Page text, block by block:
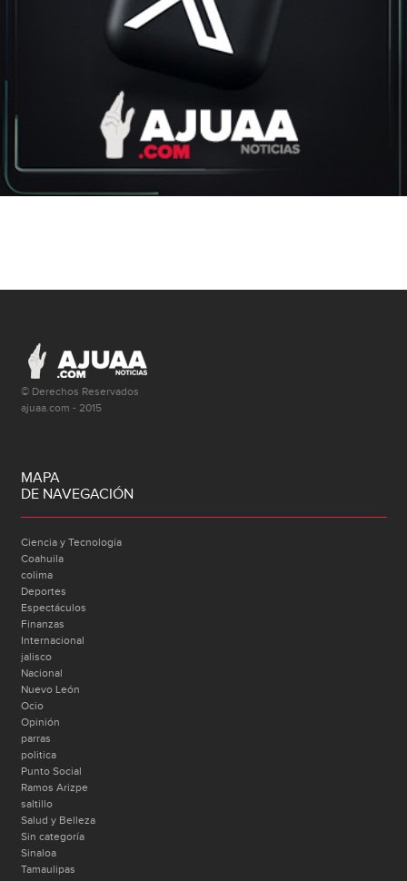
© Derechos Reservados
ajuaa.com - 2015
MAPA
DE NAVEGACIÓN
Ciencia y Tecnología
Coahuila
colima
Deportes
Espectáculos
Finanzas
Internacional
jalisco
Nacional
Nuevo León
Ocio
Opinión
parras
politica
Punto Social
Ramos Arizpe
saltillo
Salud y Belleza
Sin categoría
Sinaloa
Tamaulipas